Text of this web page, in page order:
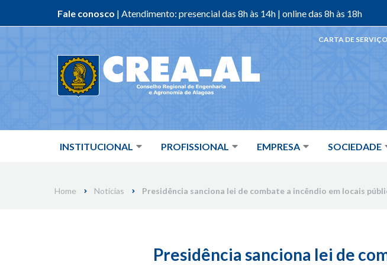
Fale conosco | Atendimento: presencial das 8h às 14h | online das 8h às 18h
INSTITUCIONAL PROFISSIONAL EMPRESA SOCIEDADE
CARTA DE
Home Notícias Presidência sanciona lei de combate a incêndio em locais
Presidência sanciona lei de